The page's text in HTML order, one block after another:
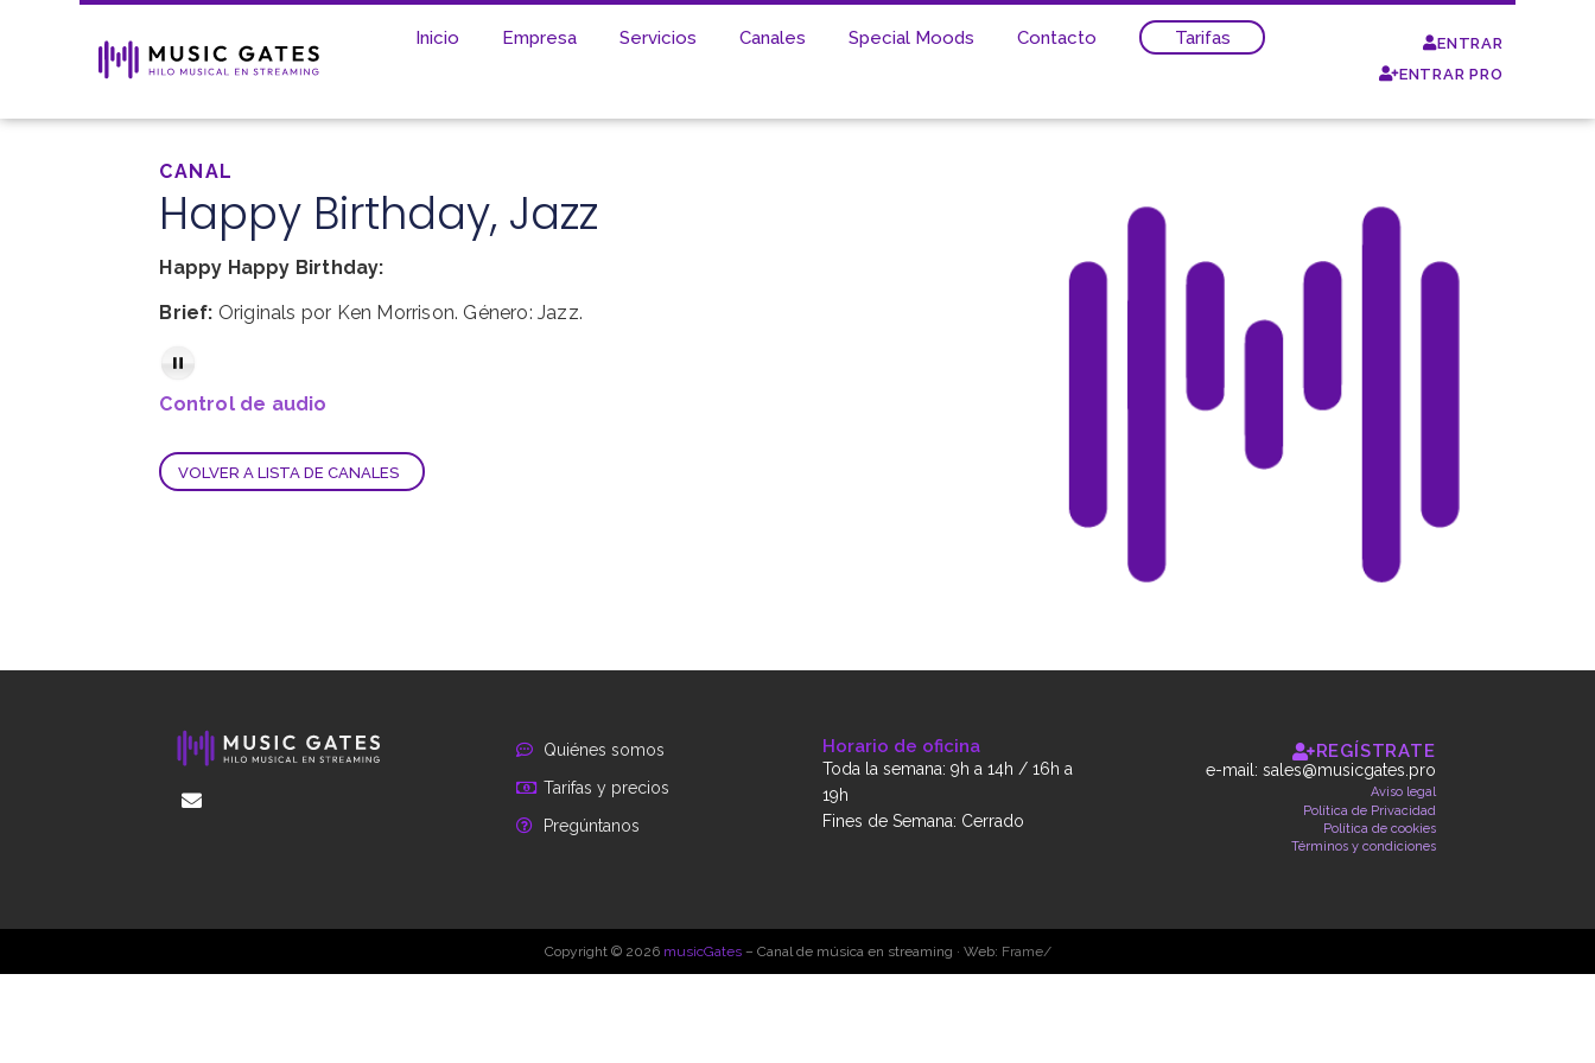
Inicio Empresa Servicios Canales Special Moods Contacto Tarifas
ENTRAR
ENTRAR PRO
CANAL
Happy Birthday, Jazz
Happy Happy Birthday:
Brief: Originals por Ken Morrison. Género: Jazz.
Control de audio
VOLVER A LISTA DE CANALES
Quiénes somos
Tarifas y precios
Pregúntanos
Horario de oficina
Toda la semana: 9h a 14h / 16h a
19h
Fines de Semana: Cerrado
REGÍSTRATE
e-mail: sales@musicgates.pro
Aviso legal
Política de Privacidad
Política de cookies
Términos y condiciones
Copyright © 2026 musicGates– Canal de música en streaming · Web: Frame/